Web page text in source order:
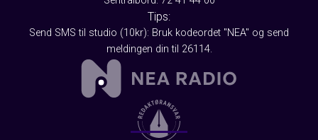
Tips:
Send SMS til studio (10kr): Bruk kodeordet "NEA" og send
meldingen din til 26114.